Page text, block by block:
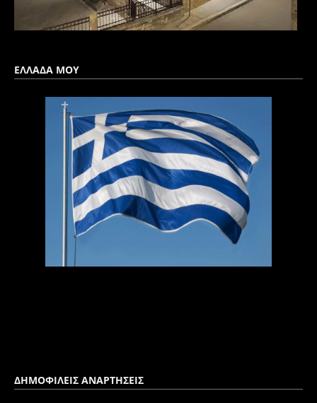
ΕΛΛΑΔΑ ΜΟΥ
ΔΗΜΟΦΙΛΕΙΣ ΑΝΑΡΤΗΣΕΙΣ